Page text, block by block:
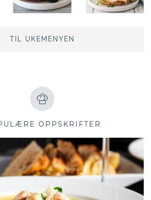
TIL UKEMENYEN
OPPSKRIFTER